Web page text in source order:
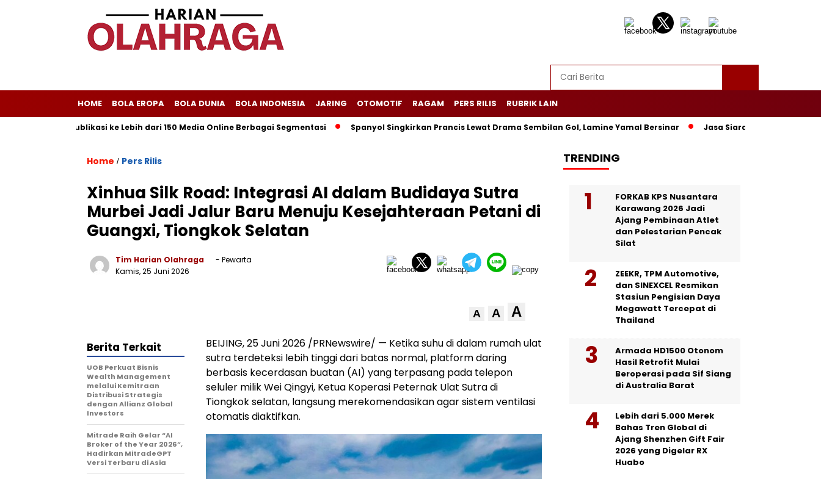
HOME BOLA EROPA BOLA DUNIA BOLA INDONESIA JARING OTOMOTIF RAGAM PERS RILIS RUBRIK LAIN
Publikasi ke Lebih dari 150 Media Online Berbagai Segmentasi Spanyol Singkirkan Prancis Lewat Drama Sembilan Gol, Lamine Yamal Bersinar Jasa Siaran Pers Persriliscom
Home / Pers Rilis
Xinhua Silk Road: Integrasi AI dalam Budidaya Sutra
Murbei Jadi Jalur Baru Menuju Kesejahteraan Petani di
Guangxi, Tiongkok Selatan
Tim Harian Olahraga
- Pewarta
Kamis, 25 Juni 2026
A A A
BEIJING, 25 Juni 2026 /PRNewswire/ — Ketika suhu di dalam rumah ulat
sutra terdeteksi lebih tinggi dari batas normal, platform daring
berbasis kecerdasan buatan (AI) yang terpasang pada telepon
seluler milik Wei Qingyi, Ketua Koperasi Peternak Ulat Sutra di
Tiongkok selatan, langsung merekomendasikan agar sistem ventilasi
otomatis diaktifkan.
Berita Terkait
UOB Perkuat Bisnis
Wealth Management
melalui Kemitraan
Distribusi Strategis
dengan Allianz Global
Investors
Mitrade Raih Gelar “AI
Broker of the Year 2026”,
Hadirkan MitradeGPT
Versi Terbaru di Asia
TRENDING
FORKAB KPS Nusantara
Karawang 2026 Jadi
Ajang Pembinaan Atlet
dan Pelestarian Pencak
Silat
ZEEKR, TPM Automotive,
dan SINEXCEL Resmikan
Stasiun Pengisian Daya
Megawatt Tercepat di
Thailand
Armada HD1500 Otonom
Hasil Retrofit Mulai
Beroperasi pada Sif Siang
di Australia Barat
Lebih dari 5.000 Merek
Bahas Tren Global di
Ajang Shenzhen Gift Fair
2026 yang Digelar RX
Huabo